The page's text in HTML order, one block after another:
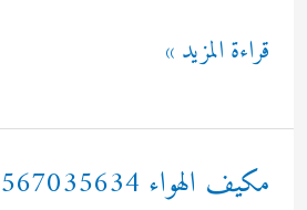
سباك
المنزل
0567035634
قراءة المزيد »
مكيف الهواء 0567035634